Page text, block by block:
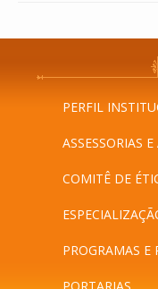
PERFIL
ASSESSORIAS
COMITÊ DE
PROGRAMAS E